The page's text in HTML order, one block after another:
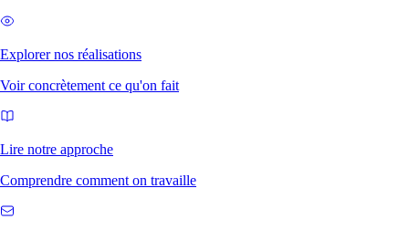
Explorer nos réalisations
Voir concrètement ce qu'on fait
Lire notre approche
Comprendre comment on travaille